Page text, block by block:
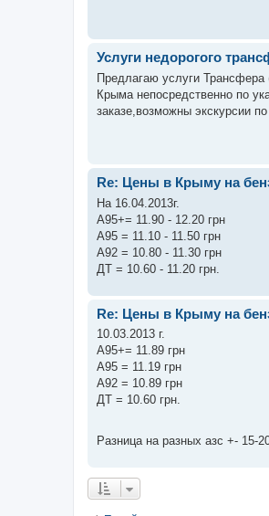
Услуги недорогого
Предлагаю услуги
Крыма непосредственно по
заказе,возможны экскурсии
Re: Цены в Крыму на
На 16.04.2013г.
А95+= 11.90 - 12.20 грн
А95 = 11.10 - 11.50 грн
А92 = 10.80 - 11.30 грн
ДТ = 10.60 - 11.20 грн.
Re: Цены в Крыму на
10.03.2013 г.
А95+= 11.89 грн
А95 = 11.19 грн
А92 = 10.89 грн
ДТ = 10.60 грн.
Разница на разных азс +- 15-